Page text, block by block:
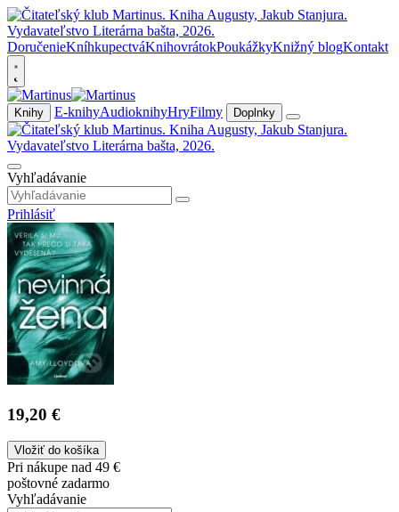
DoručenieKníhkupectváKnihovrátokPoukážkyKnižný blogKontakt
Knihy E-knihyAudioknihyHryFilmy Doplnky
Vyhľadávanie
Prihlásiť
19,20 €
Vložiť do košíka
Pri nákupe nad 49 €
poštovné zadarmo
Vyhľadávanie